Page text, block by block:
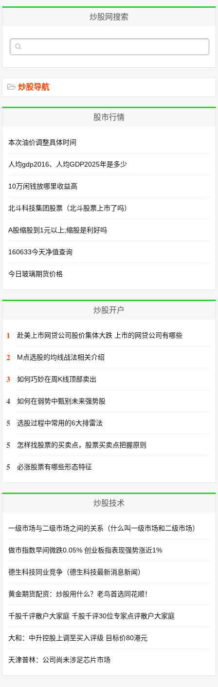
炒股网搜索
炒股导航
股市行情
本次油价调整具体时间
人均gdp2016、人均GDP2025年是多少
10万闲钱放哪里收益高
北斗科技集团股票（北斗股票上市了吗）
A股缩股到1元以上;缩股是利好吗
160633今天净值查询
今日玻璃期货价格
炒股开户
1 赴美上市网贷公司股价集体大跌 上市的网贷公司有哪些
2 M点选股的均线战法相关介绍
3 如何巧妙在周K线顶部卖出
4 如何在弱势中甄别未来强势股
5 选股过程中常用的6大排雷法
5 怎样找股票的买卖点，股票买卖点把握原则
5 必涨股票有哪些形态特征
炒股技术
一级市场与二级市场之间的关系（什么叫一级市场和二级市场）
做市指数早间微跌0.05% 创业板指表现强势涨近1%
德生科技同业竞争（德生科技最新消息新闻）
黄金期货配资：炒股用什么？老鸟首选同花顺！
千股千评散户大家庭 千股千评30位专家点评散户大家庭
大和：中升控股上调至买入评级 目标价80港元
天津普林：公司尚未涉足芯片市场